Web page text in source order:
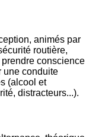
animés par
routière,
conscience
une conduite
(alcool et
distracteurs...).